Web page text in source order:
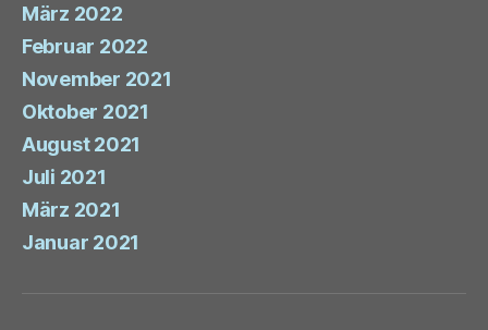
März 2022
Februar 2022
November 2021
Oktober 2021
August 2021
Juli 2021
März 2021
Januar 2021